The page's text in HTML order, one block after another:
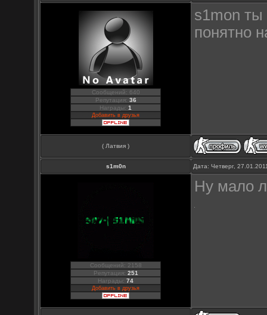
Сообщений: 640
Репутация: 36
Награды:1
Добавить в друзья
s1mon ты
понятно
( Латвия )
s1m0n Дата: Четверг,
Сообщений: 2158
Репутация: 251
Награды:74
Добавить в друзья
Ну мало